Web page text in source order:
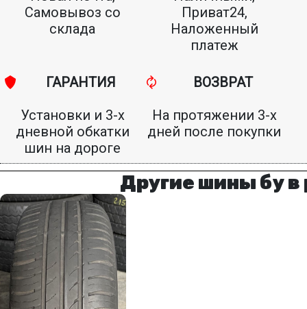
Самовывоз со
склада
Приват24,
Наложенный
платеж
ГАРАНТИЯ
Установки и 3-х
дневной обкатки
шин на дороге
ВОЗВРАТ
На протяжении 3-х
дней после покупки
Другие шины бу в